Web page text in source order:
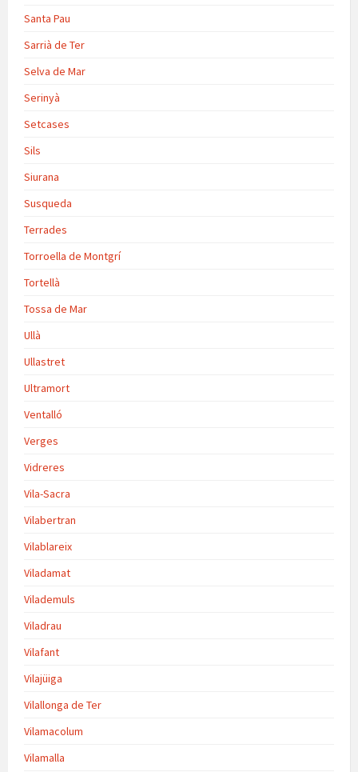
Santa Pau
Sarrià de Ter
Selva de Mar
Serinyà
Setcases
Sils
Siurana
Susqueda
Terrades
Torroella de Montgrí
Tortellà
Tossa de Mar
Ullà
Ullastret
Ultramort
Ventalló
Verges
Vidreres
Vila-Sacra
Vilabertran
Vilablareix
Viladamat
Vilademuls
Viladrau
Vilafant
Vilajüiga
Vilallonga de Ter
Vilamacolum
Vilamalla